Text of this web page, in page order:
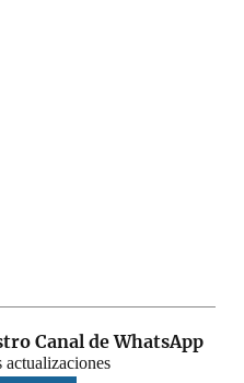
Canal de WhatsApp
actualizaciones